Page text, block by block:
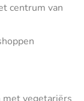
centrum van